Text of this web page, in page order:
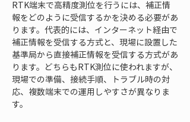
RTK端末で高精度測位を行うには、補正情
報をどのように受信するかを決める必要があ
ります。代表的には、インターネット経由で
補正情報を受信する方式と、現場に設置した
基準局から直接補正情報を受信する方式があ
ります。どちらもRTK測位に使われますが、
現場での準備、接続手順、トラブル時の対
応、複数端末での運用しやすさが異なりま
す。